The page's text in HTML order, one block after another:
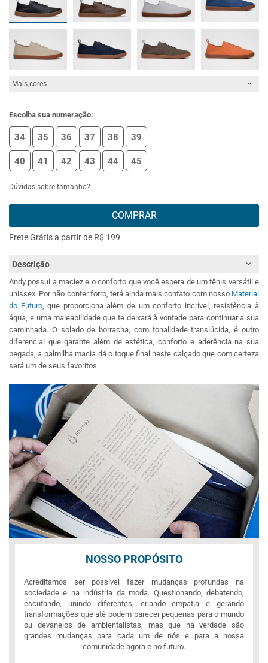
Mais cores
Escolha sua numeração:
34 35 36 37 38 39
40 41 42 43 44 45
Dúvidas sobre tamanho?
COMPRAR
Frete Grátis a partir de R$ 199
Descrição
Andy possui a maciez e o conforto que você espera de um tênis versátil e
unissex. Por não conter forro, terá ainda mais contato com nosso Material
do Futuro, que proporciona além de um conforto incrível, resistência à
água, e uma maleabilidade que te deixará à vontade para continuar a sua
caminhada. O solado de borracha, com tonalidade translúcida, é outro
diferencial que garante além de estética, conforto e aderência na sua
pegada, a palmilha macia dá o toque final neste calçado que com certeza
será um de seus favoritos.
NOSSO PROPÓSITO
Acreditamos ser possível fazer mudanças profundas na
sociedade e na indústria da moda. Questionando, debatendo,
escutando, unindo diferentes, criando empatia e gerando
transformações que até podem parecer pequenas para o mundo
ou devaneios de ambientalistas, mas que na verdade são
grandes mudanças para cada um de nós e para a nossa
comunidade agora e no futuro.